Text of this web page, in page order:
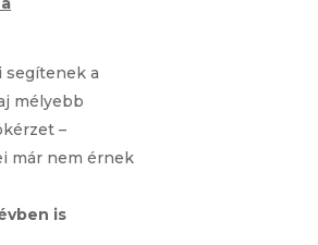
segítenek a
mélyebb
–
már nem érnek
is